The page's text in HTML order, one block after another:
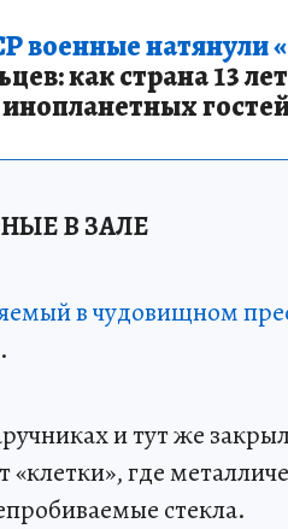
военные натянули
как страна 13
В ЗАЛЕ
в чудовищном
и тут же
где
стекла.